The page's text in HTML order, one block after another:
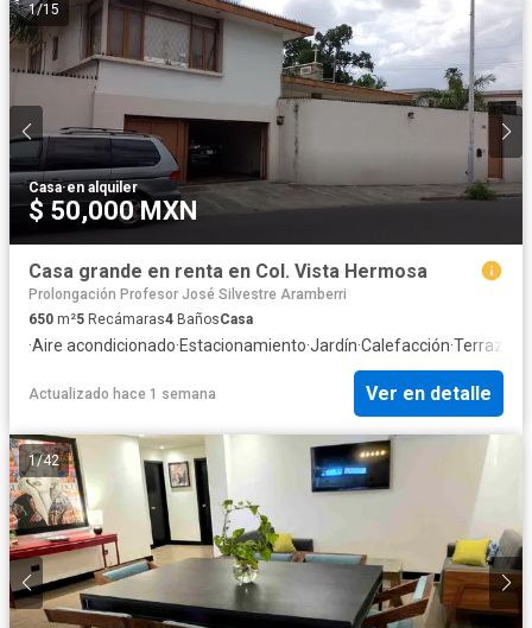
1/15
Casa·en alquiler
$ 50,000 MXN
Casa grande en renta en Col. Vista Hermosa
Prolongación Profesor José Silvestre Aramberri
650 m²5 Recámaras4 BañosCasa
·Aire acondicionado·Estacionamiento·Jardín·Calefacción·Terraza
Actualizado hace 1 semana Ver en detalle
1/42